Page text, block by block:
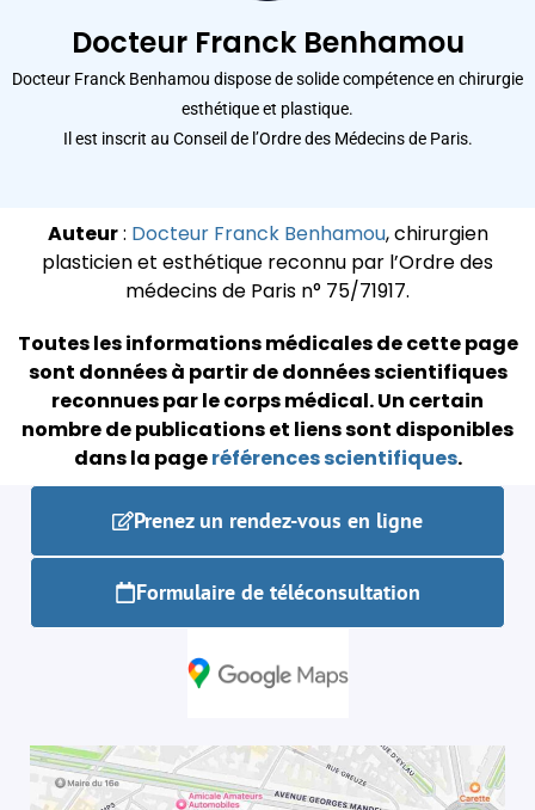
Docteur Franck Benhamou
Docteur Franck Benhamou dispose de solide compétence en chirurgie
esthétique et plastique.
Il est inscrit au Conseil de l’Ordre des Médecins de Paris.
Auteur: Docteur Franck Benhamou, chirurgien
plasticien et esthétique reconnu par l’Ordre des
médecins de Paris n° 75/71917.
Toutes les informations médicales de cette page
sont données à partir de données scientifiques
reconnues par le corps médical.Un certain
nombre de publications et liens sont disponibles
dans la pageréférences scientifiques.
Prenez un rendez-vous en ligne
Formulaire de téléconsultation